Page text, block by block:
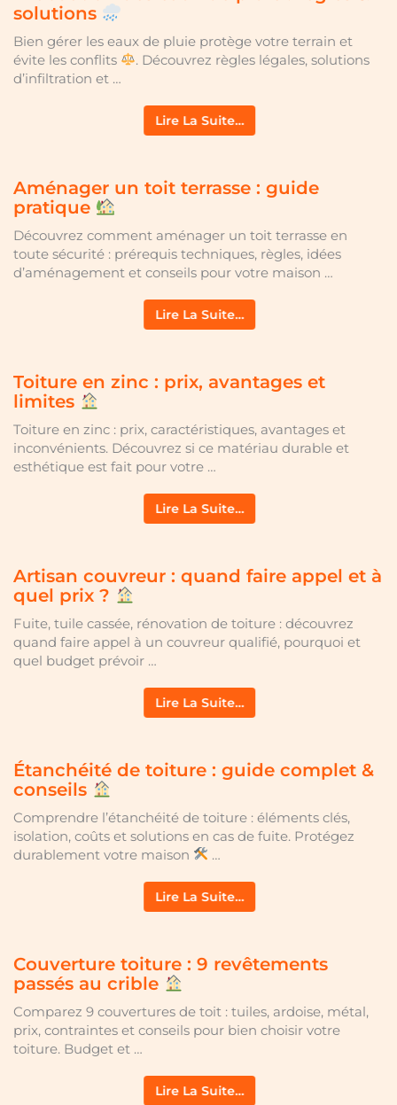
solutions
Bien gérer les eaux de pluie protège votre terrain et
évite les conflits
. Découvrez règles légales, solutions
d’infiltration et …
Lire La Suite…
Aménager un toit terrasse : guide
pratique
Découvrez comment aménager un toit terrasse en
toute sécurité : prérequis techniques, règles, idées
d’aménagement et conseils pour votre maison …
Lire La Suite…
Toiture en zinc : prix, avantages et
limites
Toiture en zinc : prix, caractéristiques, avantages et
inconvénients. Découvrez si ce matériau durable et
esthétique est fait pour votre …
Lire La Suite…
Artisan couvreur : quand faire appel et à
quel prix ?
Fuite, tuile cassée, rénovation de toiture : découvrez
quand faire appel à un couvreur qualifié, pourquoi et
quel budget prévoir …
Lire La Suite…
Étanchéité de toiture : guide complet &
conseils
Comprendre l’étanchéité de toiture : éléments clés,
isolation, coûts et solutions en cas de fuite. Protégez
durablement votre maison
…
Lire La Suite…
Couverture toiture : 9 revêtements
passés au crible
Comparez 9 couvertures de toit : tuiles, ardoise, métal,
prix, contraintes et conseils pour bien choisir votre
toiture. Budget et …
Lire La Suite…